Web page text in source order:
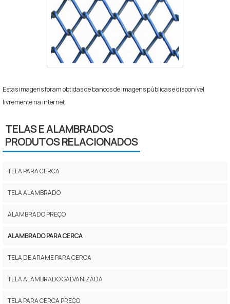
Estas imagens foram obtidas de bancos de imagens públicas e disponível
livremente na internet
TELAS E ALAMBRADOS
PRODUTOS RELACIONADOS
TELA PARA CERCA
TELA ALAMBRADO
ALAMBRADO PREÇO
ALAMBRADO PARA CERCA
TELA DE ARAME PARA CERCA
TELA ALAMBRADO GALVANIZADA
TELA PARA CERCA PREÇO